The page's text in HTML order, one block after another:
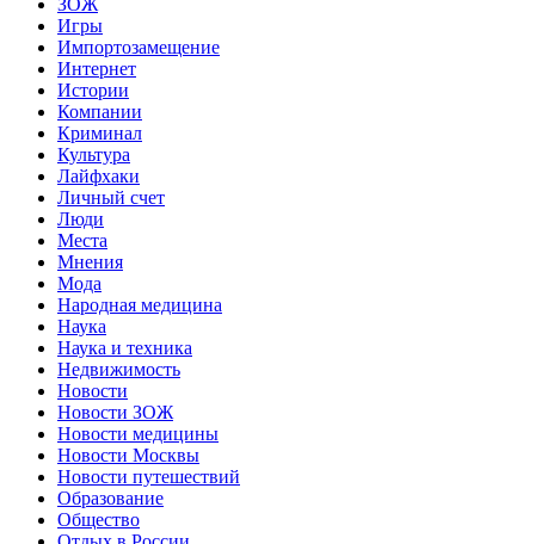
Игры
Импортозамещение
Интернет
Истории
Компании
Криминал
Культура
Лайфхаки
Личный счет
Люди
Места
Мнения
Мода
Народная медицина
Наука
Наука и техника
Недвижимость
Новости
Новости ЗОЖ
Новости медицины
Новости Москвы
Новости путешествий
Образование
Общество